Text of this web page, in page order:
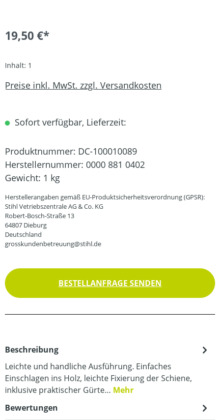
19,50 €*
Inhalt: 1
Preise inkl. MwSt. zzgl. Versandkosten
Sofort verfügbar, Lieferzeit:
Produktnummer: DC-100010089
Herstellernummer: 0000 881 0402
Gewicht: 1 kg
Herstellerangaben gemäß EU-Produktsicherheitsverordnung (GPSR):
Stihl Vetriebszentrale AG & Co. KG
Robert-Bosch-Straße 13
64807 Dieburg
Deutschland
grosskundenbetreuung@stihl.de
BESTELLANFRAGE SENDEN
Beschreibung
Leichte und handliche Ausführung. Einfaches
Einschlagen ins Holz, leichte Fixierung der Schiene,
inklusive praktischer Gürte… Mehr
Bewertungen